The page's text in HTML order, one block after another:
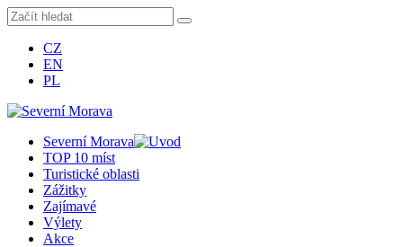
CZ
EN
PL
Severní Morava
TOP 10 míst
Turistické oblasti
Zážitky
Zajímavé
Výlety
Akce